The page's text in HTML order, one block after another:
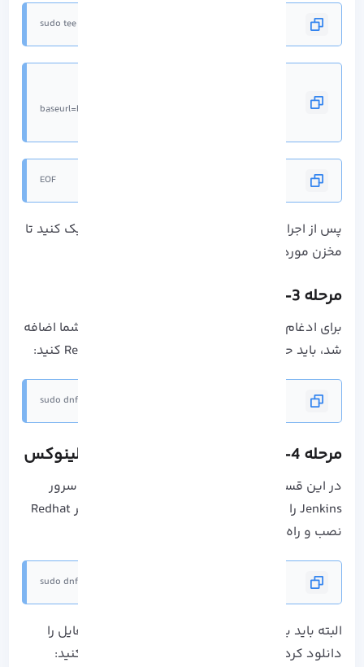
sudo tee /etc/yum.repos.d/jenkins.repo<<EOF
EOF
پس از اجرای دستورات بالا، بر روی گزینه Enter کلیک کنید تا
مخزن مورد نظر ایجاد شود.
مرحله 3- به روز رسانی مخزن سیستم
برای ادغام مخزن جدیدی که به تازگی به سیستم شما اضافه
شد، باید حافظه پنهان مخزن را با دستور زیر Refresh کنید:
sudo dnf makecache
مرحله 4- دستور نصب راکی لینوکس
در این قسمت شما می توانید با اجرای دستور زیر، سرور
Jenkins را در
سیستم عامل های لینوکس مبتنی بر Redhat
نصب و راه اندازی کنید:
sudo dnf install jenkins
البته باید برای نصب بسته
به دایرکتوری که فایل را
دانلود کرده اید
کرده و دستور زیر را اجرا کنید: